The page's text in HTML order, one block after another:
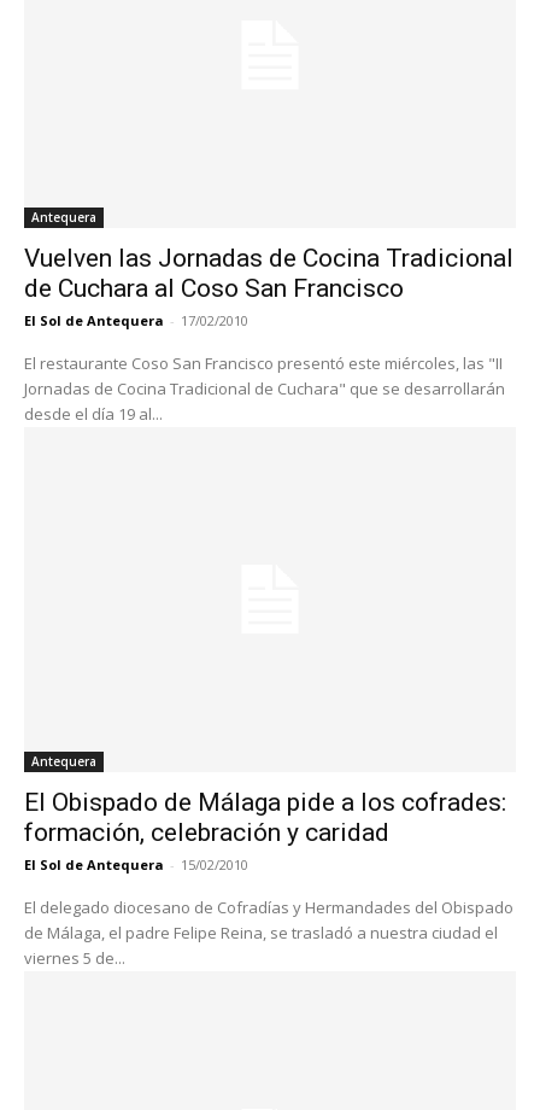
Antequera
Vuelven las Jornadas de Cocina Tradicional
de Cuchara al Coso San Francisco
El Sol de Antequera - 17/02/2010
El restaurante Coso San Francisco presentó este miércoles, las "II
Jornadas de Cocina Tradicional de Cuchara" que se desarrollarán
desde el día 19 al...
Antequera
El Obispado de Málaga pide a los cofrades:
formación, celebración y caridad
El Sol de Antequera - 15/02/2010
El delegado diocesano de Cofradías y Hermandades del Obispado
de Málaga, el padre Felipe Reina, se trasladó a nuestra ciudad el
viernes 5 de...